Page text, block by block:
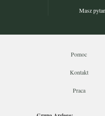
Masz
Pomoc
Kontakt
Praca